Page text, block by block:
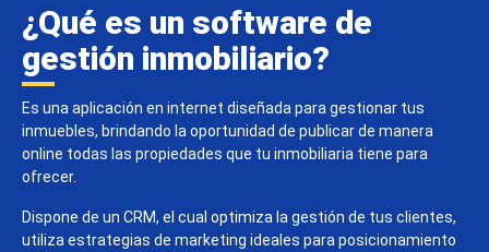
¿Qué es un software de
gestión inmobiliario?
Es una aplicación en internet diseñada para gestionar tus
inmuebles, brindando la oportunidad de publicar de manera
online todas las propiedades que tu inmobiliaria tiene para
ofrecer.
Dispone de un CRM, el cual optimiza la gestión de tus clientes,
utiliza estrategias de marketing ideales para posicionamiento